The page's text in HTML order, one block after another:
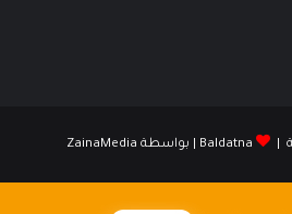
|
Baldatna | بواسطة ZainaMedia